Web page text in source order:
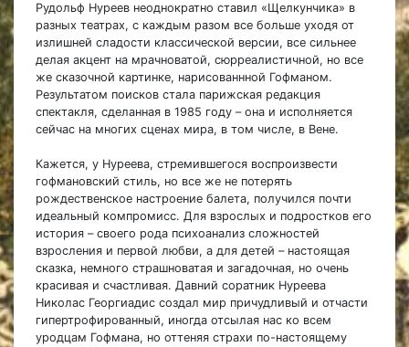
Рудольф Нуреев неоднократно ставил «Щелкунчика» в
разных театрах, с каждым разом все больше уходя от
излишней сладости классической версии, все сильнее
делая акцент на мрачноватой, сюрреалистичной, но все
же сказочной картинке, нарисованнной Гофманом.
Результатом поисков стала парижская редакция
спектакля, сделанная в 1985 году – она и исполняется
сейчас на многих сценах мира, в том числе, в Вене.
Кажется, у Нуреева, стремившегося воспроизвести
гофмановский стиль, но все же не потерять
рождественское настроение балета, получился почти
идеальный компромисс. Для взрослых и подростков его
история – своего рода психоанализ сложностей
взросления и первой любви, а для детей – настоящая
сказка, немного страшноватая и загадочная, но очень
красивая и счастливая. Давний соратник Нуреева
Николас Георгиадис создал мир причудливый и отчасти
гипертрофированный, иногда отсылая нас ко всем
уродцам Гофмана, но оттеняя страхи по-настоящему